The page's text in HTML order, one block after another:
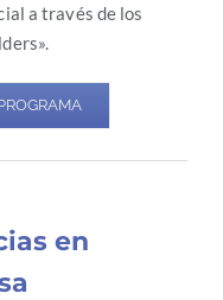
a través de los
en